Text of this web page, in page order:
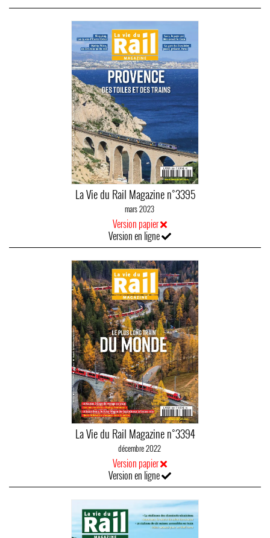
La Vie du Rail Magazine n°3395
mars 2023
Version papier
Version en ligne
La Vie du Rail Magazine n°3394
décembre 2022
Version papier
Version en ligne